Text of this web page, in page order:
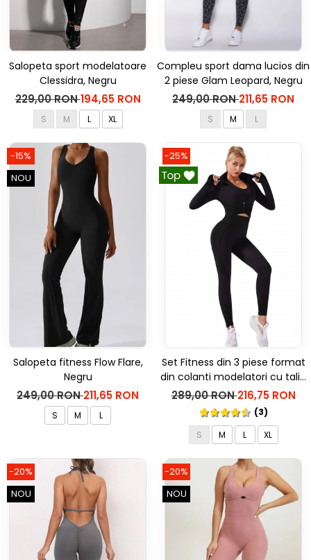
Salopeta sport modelatoare
Clessidra, Negru
229,00 RON194,65 RON
S M L XL
Compleu sport dama lucios din
2 piese Glam Leopard, Negru
249,00 RON211,65 RON
S M L
-15%
NOU
Salopeta fitness Flow Flare,
Negru
249,00 RON211,65 RON
S M L
-25%
Set Fitness din 3 piese format
din colanti modelatori cu talie
inalta, top si hanorac Ellite,
Negru
289,00 RON216,75 RON
(3)
S
M L XL
-20%
NOU
-20%
NOU